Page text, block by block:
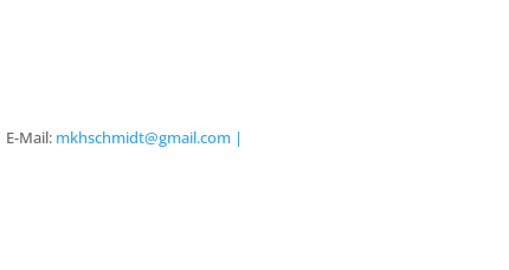
E-Mail: mkhschmidt@gmail.com |